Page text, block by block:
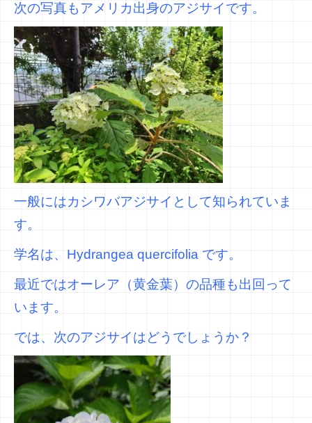
次の写真もアメリカ出身のアジサイです。
一般にはカシワバアジサイとして知られていま
す。
学名は、 Hydrangea quercifolia です。
最近ではオーレア（黄金葉）の品種も出回って
います。
では、次のアジサイはどうでしょうか？